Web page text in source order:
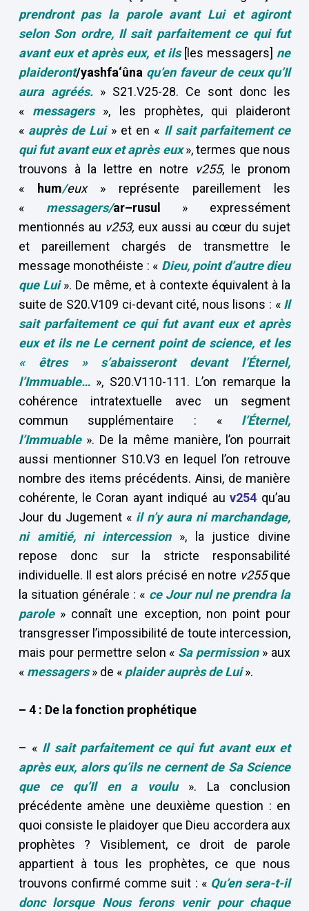
prendront pas la parole avant Lui et agiront
selon Son ordre, Il sait parfaitementce qui fut
avant eux et après eux, et ils [les messagers] ne
plaideront/yashfa‘ûna qu’en faveur de ceux qu’Il
aura agréés. » S21.V25-28. Ce sont donc les
« messagers», les prophètes, qui plaideront
« auprès de Lui» et en « Il sait parfaitementce
qui fut avant eux et après eux», termes que nous
trouvons à la lettre en notre v255, le pronom
«
hum/eux » représente pareillement les
« messagers/ar–rusul
» expressément
mentionnés au v253, eux aussi au cœur du sujet
et pareillement chargés de transmettre le
message monothéiste : « Dieu, point d’autre dieu
que Lui». De même, et à contexte équivalent à la
suite de S20.V109 ci-devant cité, nous lisons : « Il
sait parfaitement ce qui fut avant eux et après
eux et ils ne Le cernent point de science, et les
« êtres » s’abaisseront devant l’Éternel,
l’Immuable… », S20.V110-111. L’on remarque la
cohérence intratextuelle avec un segment
commun supplémentaire : « l’Éternel,
l’Immuable». De la même manière, l’on pourrait
aussi mentionner S10.V3 en lequel l’on retrouve
nombre des items précédents. Ainsi, de manière
cohérente, le Coran ayant indiqué auv254 qu’au
Jour du Jugement « il n’y aura ni marchandage,
ni amitié, ni intercession », la justice divine
repose donc sur la stricte responsabilité
individuelle. Il est alors précisé en notre v255que
la situation générale : « ce Jour nul ne prendra la
parole » connaît une exception, non point pour
transgresser l’impossibilité de toute intercession,
mais pour permettre selon « Sa permission » aux
« messagers» de « plaider auprès de Lui».
– 4 : De la fonction prophétique
– « Il sait parfaitementce qui fut avant eux et
après eux, alors qu’ils ne cernent de Sa Science
que ce qu’Il en a voulu ». La conclusion
précédente amène une deuxième question : en
quoi consiste le plaidoyer que Dieu accordera aux
prophètes ? Visiblement, ce droit de parole
appartient à tous les prophètes, ce que nous
trouvons confirmé comme suit : « Qu’en sera-t-il
donc lorsque Nous ferons venir pour chaque